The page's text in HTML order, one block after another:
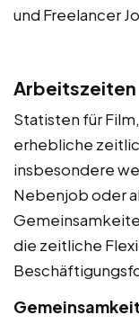
und Freelancer
Arbeitszeiten
Statisten für
erhebliche
insbesondere
Nebenjob oder
die zeitliche